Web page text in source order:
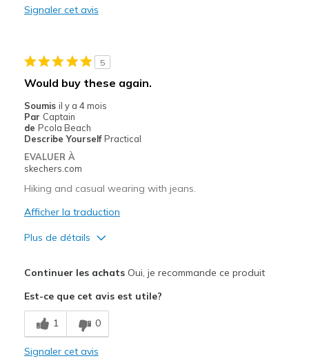
Le contre
Les meilleures utilisations
Sizing
Feels true to size
View On Shoes
Shoes are for Wearing
Signaler cet avis
5
Would buy these again.
Soumis il y a 4 mois
Par Captain
de Pcola Beach
Describe Yourself Practical
EVALUER À
skechers.com
Hiking and casual wearing with jeans.
Afficher la traduction
Plus de détails
Comfortable
Width
Sizing
Continuer les achatsOui, je recommande ce produit
Est-ce que cet avis est utile?
1 0
Signaler cet avis